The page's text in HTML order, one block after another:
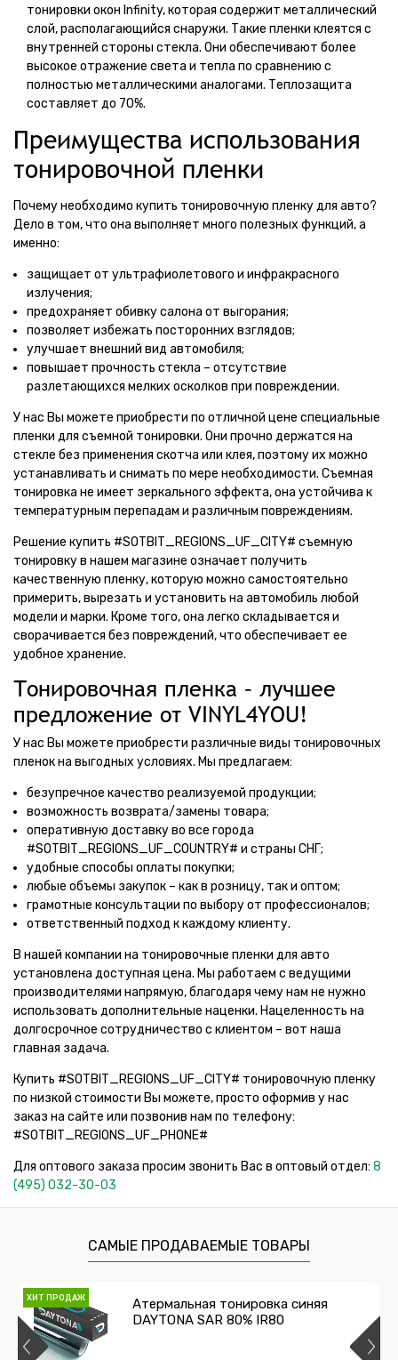
тонировки окон Infinity, которая содержит металлический
слой, располагающийся снаружи. Такие пленки клеятся с
внутренней стороны стекла. Они обеспечивают более
высокое отражение света и тепла по сравнению с
полностью металлическими аналогами. Теплозащита
составляет до 70%.
Преимущества использования
тонировочной пленки
Почему необходимо купить тонировочную пленку для авто?
Дело в том, что она выполняет много полезных функций, а
именно:
защищает от ультрафиолетового и инфракрасного
излучения;
предохраняет обивку салона от выгорания;
позволяет избежать посторонних взглядов;
улучшает внешний вид автомобиля;
повышает прочность стекла – отсутствие
разлетающихся мелких осколков при повреждении.
У нас Вы можете приобрести по отличной цене специальные
пленки для съемной тонировки. Они прочно держатся на
стекле без применения скотча или клея, поэтому их можно
устанавливать и снимать по мере необходимости. Съемная
тонировка не имеет зеркального эффекта, она устойчива к
температурным перепадам и различным повреждениям.
Решение купить #SOTBIT_REGIONS_UF_CITY# съемную
тонировку в нашем магазине означает получить
качественную пленку, которую можно самостоятельно
примерить, вырезать и установить на автомобиль любой
модели и марки. Кроме того, она легко складывается и
сворачивается без повреждений, что обеспечивает ее
удобное хранение.
Тонировочная пленка – лучшее
предложение от VINYL4YOU!
У нас Вы можете приобрести различные виды тонировочных
пленок на выгодных условиях. Мы предлагаем:
безупречное качество реализуемой продукции;
возможность возврата/замены товара;
оперативную доставку во все города
#SOTBIT_REGIONS_UF_COUNTRY# и страны СНГ;
удобные способы оплаты покупки;
любые объемы закупок – как в розницу, так и оптом;
грамотные консультации по выбору от профессионалов;
ответственный подход к каждому клиенту.
В нашей компании на тонировочные пленки для авто
установлена доступная цена. Мы работаем с ведущими
производителями напрямую, благодаря чему нам не нужно
использовать дополнительные наценки. Нацеленность на
долгосрочное сотрудничество с клиентом – вот наша
главная задача.
Купить #SOTBIT_REGIONS_UF_CITY# тонировочную пленку
по низкой стоимости Вы можете, просто оформив у нас
заказ на сайте или позвонив нам по телефону:
#SOTBIT_REGIONS_UF_PHONE#
Для оптового заказа просим звонить Вас в оптовый отдел: 8
(495) 032-30-03
САМЫЕ ПРОДАВАЕМЫЕ ТОВАРЫ
ХИТ ПРОДАЖ
Атермальная тонировка синяя
DAYTONA SAR 80% IR80